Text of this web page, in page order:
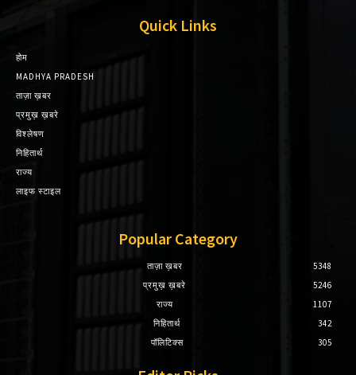
Quick Links
होम
MADHYA PRADESH
ताज़ा ख़बर
प्रमुख़ ख़बरे
विश्लेषण
निहितार्थ
राज्य
लाइफ स्टाइल
Popular Category
ताज़ा ख़बर
5348
प्रमुख़ ख़बरे
5246
राज्य
1107
निहितार्थ
342
पॉलिटिक्स
305